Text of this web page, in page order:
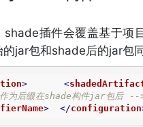
shade插件会覆盖基于项
jar包和shade后的jar包
> <
为后缀在shade构件jar包后 --
> </configuration